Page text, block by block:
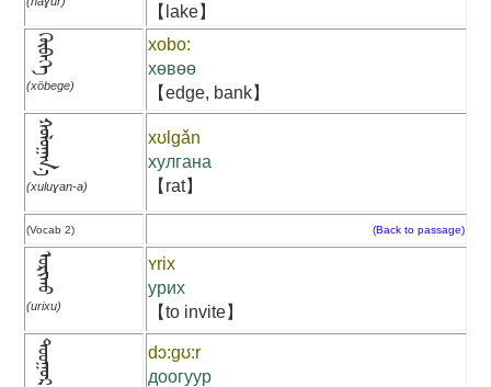
【lake】
ᠬᠥᠪᠡᠭᠡ
(xöbege)
xobo:
хөвөө
【edge, bank】
ᠬᠤᠯᠤᠭᠠᠨ᠎ᠠ
(xuluɣan-a)
xʊlgǎn
хулгана
【rat】
(Vocab 2) (Back to passage)
ᠤᠷᠢᠬᠤ
(urixu)
ʏrix
урих
【to invite】
ᠳᠣᠣᠭᠤᠷ
dɔ:gʊ:r
доогуур